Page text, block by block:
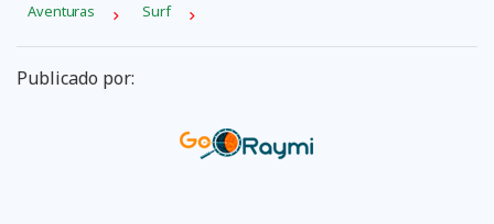
Aventuras
Surf
Publicado por: